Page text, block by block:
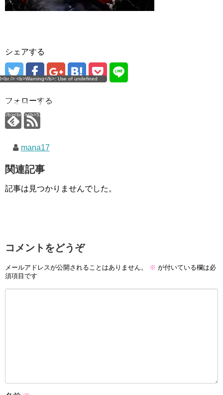
シェアする
error
b>: Use of undefined
public_html/wp-
ultimate-google-
b><br />
/> <b>Warning</b>: Use of undefined
mana17/yukimana.com/public_html/wp-
content/plugins/ultimate-google-
<b>524</b><br />
フォローする
mana17
関連記事
記事は見つかりませんでした。
コメントをどうぞ
メールアドレスが公開されることはありません。 ※ が付いている欄は必
須項目です